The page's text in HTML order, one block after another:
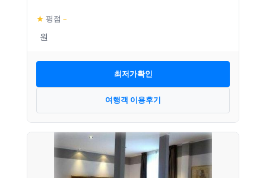
★ 평점 –
최저가확인
여행객 이용후기